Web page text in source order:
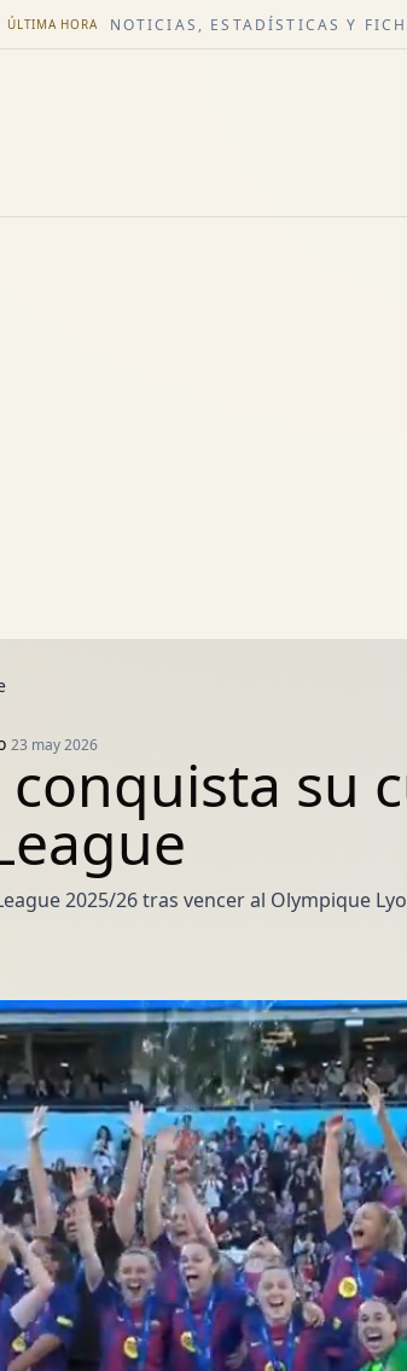
ÚLTIMA HORA NOTICIAS, ESTADÍSTICAS Y
23 may 2026
conquista su
2025/26 tras vencer al Olympique